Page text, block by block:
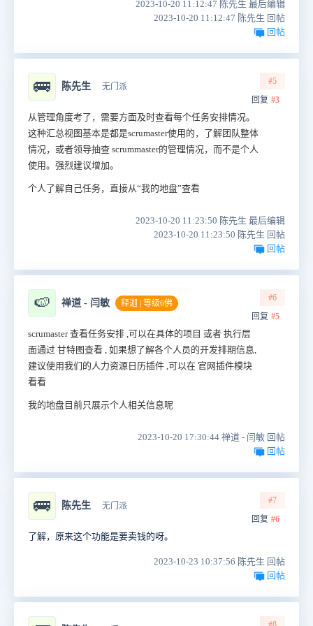
2023-10-20 11:12:47 陈先生 最后编辑
2023-10-20 11:12:47 陈先生 回帖
回帖
🚌 陈先生 无门派
#5
回复 #3
从管理角度考了，需要方面及时查看每个任务安排情况。
这种汇总视图基本是都是scrumaster使用的，了解团队整体
情况，或者领导抽查 scrummaster的管理情况，而不是个人
使用。强烈建议增加。
个人了解自己任务，直接从“我的地盘”查看
2023-10-20 11:23:50 陈先生 最后编辑
2023-10-20 11:23:50 陈先生 回帖
回帖
🍉 禅道 - 闫敏 释迦 | 等级6佛
#6
回复 #5
scrumaster 查看任务安排 ,可以在具体的项目 或者 执行层
面通过 甘特图查看 , 如果想了解各个人员的开发排期信息,
建议使用我们的人力资源日历插件 ,可以在 官网插件模块
看看
我的地盘目前只展示个人相关信息呢
2023-10-20 17:30:44 禅道 - 闫敏 回帖
回帖
🚌 陈先生 无门派
#7
回复 #6
了解，原来这个功能是要卖钱的呀。
2023-10-23 10:37:56 陈先生 回帖
回帖